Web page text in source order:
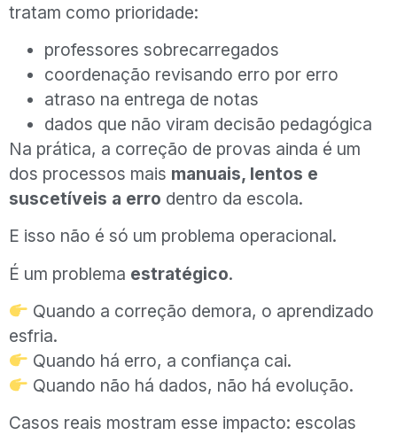
tratam como prioridade:
professores sobrecarregados
coordenação revisando erro por erro
atraso na entrega de notas
dados que não viram decisão pedagógica
Na prática, a correção de provas ainda é um
dos processos mais manuais, lentos e
suscetíveis a erro dentro da escola.
E isso não é só um problema operacional.
É um problema estratégico.
Quando a correção demora, o aprendizado
esfria.
Quando há erro, a confiança cai.
Quando não há dados, não há evolução.
Casos reais mostram esse impacto: escolas